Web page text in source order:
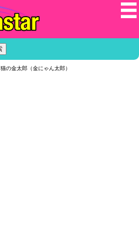
猫の金太郎（金にゃん太郎）